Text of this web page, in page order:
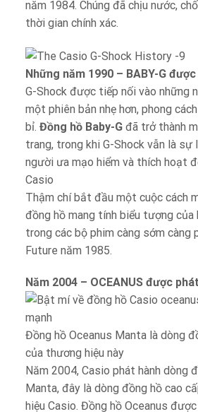
năm 1984. Chúng đã chịu nước,
thời gian chính xác.
Những năm 1990 – BABY-G
G-Shock được tiếp nối vào những
một phiên bản nhẹ hơn, phong
bỉ. Đồng hồ Baby-Gđã trở thành
trang, trong khi G-Shock vẫn là sự
người ưa mạo hiểm và thích hoạt
Casio
Thậm chí bắt đầu một cuộc cách
đồng hồ mang tính biểu tượng
trong các bộ phim càng sớm càng
Future năm 1985.
Năm 2004 – OCEANUS được
Đồng hồ Oceanus Manta là dòng
của thương hiệu này
Năm 2004, Casio phát hành dòng
Manta, đây là dòng đồng hồ cao
hiệu Casio. Đồng hồ Oceanus